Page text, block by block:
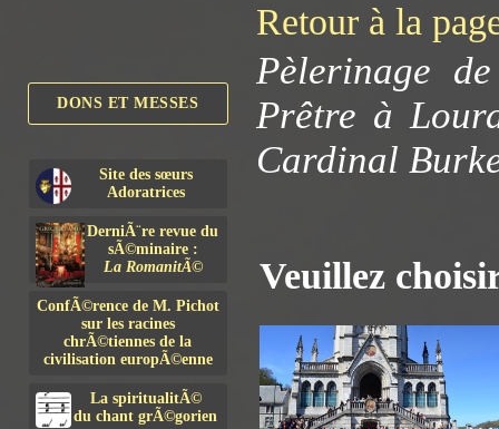
DONS ET MESSES
Site des sœurs
Adoratrices
DerniÃ¨re revue du
sÃ©minaire :
La RomanitÃ©
ConfÃ©rence de M. Pichot
sur les racines
chrÃ©tiennes de la
civilisation europÃ©enne
La spiritualitÃ©
du chant grÃ©gorien
Retour à la
Pèlerinage
Prêtre à
Cardinal
Veuillez